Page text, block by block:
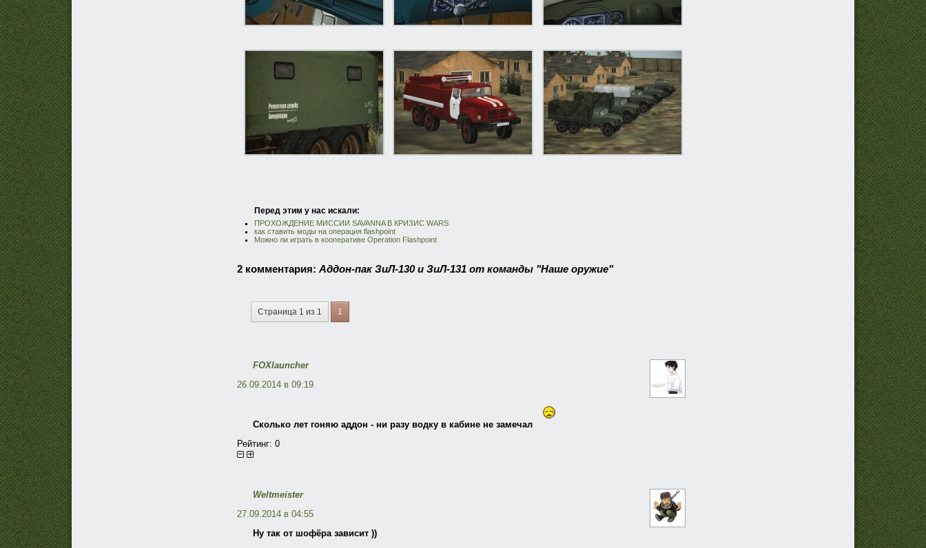
Перед этим у нас искали:
ПРОХОЖДЕНИЕ МИССИИ SAVANNA В КРИЗИС WARS
как ставить моды на операция flashpoint
Можно ли играть в кооперативе Operation Flashpoint
2 комментария: Аддон-пак ЗиЛ-130 и ЗиЛ-131 от команды "Наше оружие"
Страница 1 из 1 1
FOXlauncher
26.09.2014 в 09:19
Сколько лет гоняю аддон - ни разу водку в кабине не замечал
Рейтинг: 0
Weltmeister
27.09.2014 в 04:55
Ну так от шофёра зависит ))